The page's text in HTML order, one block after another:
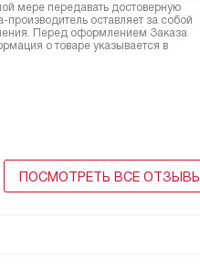
мере передавать достоверную
оставляет за собой
Перед оформлением Заказа
о товаре указывается в
ПОСМОТРЕТЬ ВСЕ ОТЗЫВЫ